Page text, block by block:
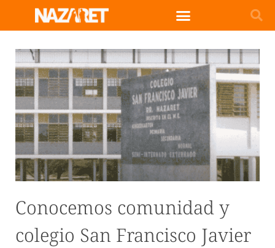
Conocemos comunidad y
colegio San Francisco Javier